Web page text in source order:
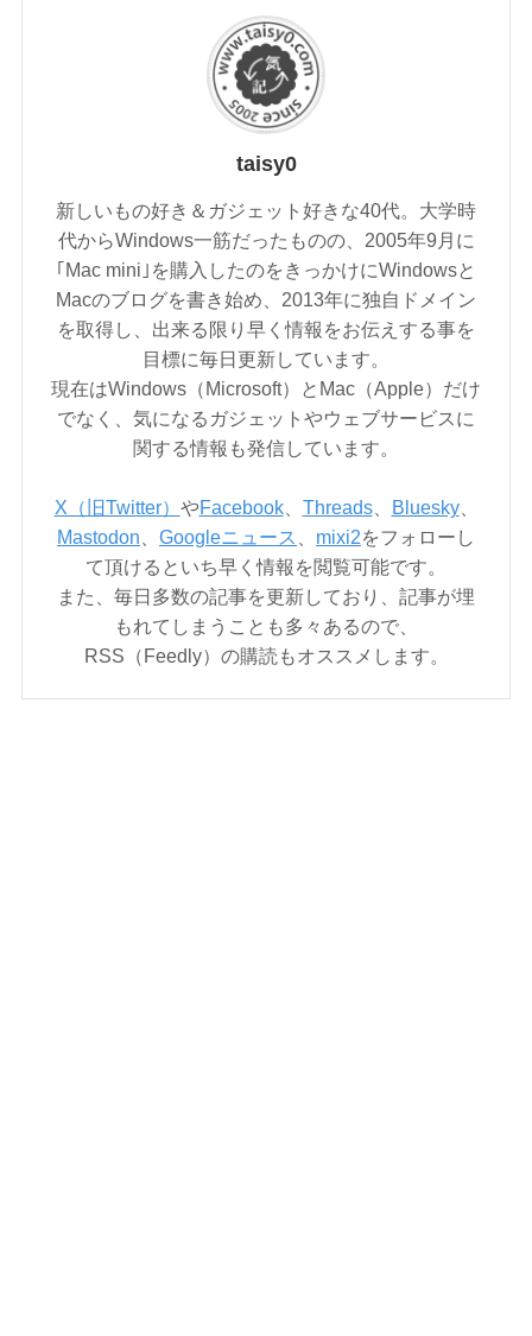
taisy0
新しいもの好き＆ガジェット好きな40代。大学時
代からWindows一筋だったものの、2005年9月に
｢Mac mini｣を購入したのをきっかけにWindowsと
Macのブログを書き始め、2013年に独自ドメイン
を取得し、出来る限り早く情報をお伝えする事を
目標に毎日更新しています。
現在はWindows（Microsoft）とMac（Apple）だけ
でなく、気になるガジェットやウェブサービスに
関する情報も発信しています。
X（旧Twitter） やFacebook、 Threads、 Bluesky、
Mastodon
Googleニュース mixi2をフォローし
て頂けるといち早く情報を閲覧可能です。
また、毎日多数の記事を更新しており、記事が埋
もれてしまうことも多々あるので、
RSS（Feedly）の購読もオススメします。